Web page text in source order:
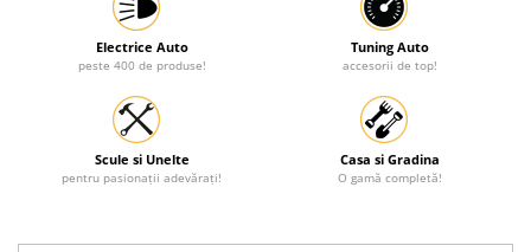
Electrice Auto
peste 400 de produse!
Tuning Auto
accesorii de top!
Scule si Unelte
pentru pasionații adevărați!
Casa si Gradina
O gamă completă!